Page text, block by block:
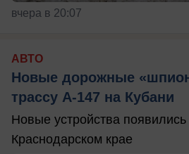
вчера в 20:07
АВТО
Новые дорожные
трассу А-147 на Кубани
Новые устройства появились
Краснодарском крае